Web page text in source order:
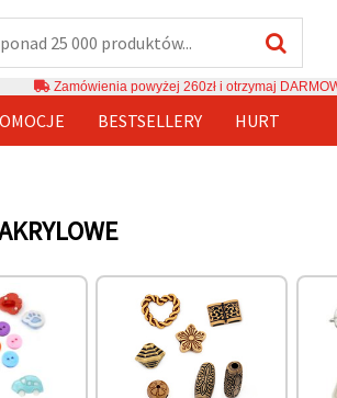
Zamówienia powyżej 260zł i otrzymaj
BESTSELLERY HURT